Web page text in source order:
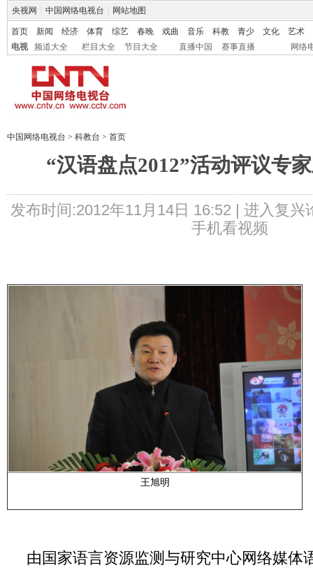
央视网 中国网络电视台 网站地图
首页 新闻 经济 体育 综艺 春晚 戏曲 音乐 科教 青少 文化
艺术
电视
频道大全 栏目大全 节目大全 直播中国 赛事直播 网络
中国网络电视台 > 科教台 > 首页
“汉语盘点2012”活动评议专
发布时间:2012年11月14日 16:52 | 进入复兴
手机看视频
王旭明
由国家语言资源监测与研究中心网络媒体